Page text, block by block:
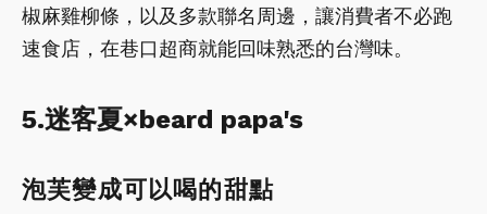
椒麻雞柳條，以及多款聯名周邊，讓消費者不必跑
速食店，在巷口超商就能回味熟悉的台灣味。
5.迷客夏×beard papa's
泡芙變成可以喝的甜點